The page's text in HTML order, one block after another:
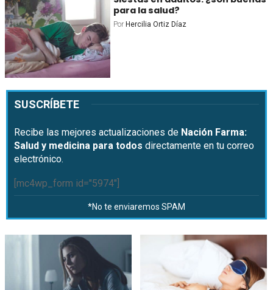
para la salud?
Por Hercilia Ortiz Díaz
SUSCRÍBETE
Recibe las mejores actualizaciones de Nación Farma:
Salud y medicina para todos directamente en tu correo
electrónico.
[mc4wp_form id="5974"]
*No te enviaremos SPAM